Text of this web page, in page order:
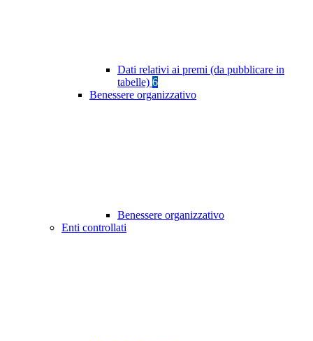
Dati relativi ai premi (da pubblicare in
tabelle) 6
Benessere organizzativo
Benessere organizzativo
Enti controllati